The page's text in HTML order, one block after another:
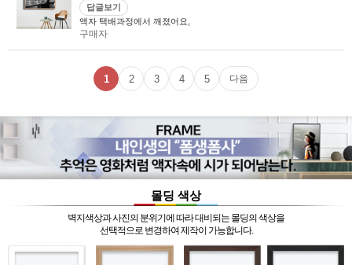
답글보기
액자 택배과정에서 깨졌어요,
구매자
1 2 3 4 5 다음
몰딩 색상
벽지색상과 사진의 분위기에 따라 대비되는 몰딩의 색상을
선택적으로 변경하여 제작이 가능합니다.